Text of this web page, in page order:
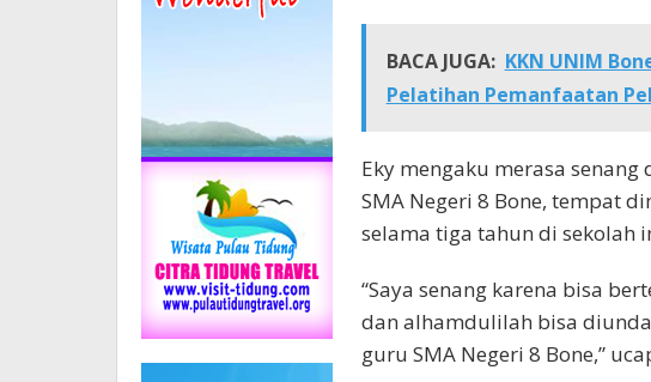
BACA JUGA: KKN UNIM
Pelatihan Pemanfaatan
Eky mengaku merasa
SMA Negeri 8 Bone, tempat
selama tiga tahun di sekolah
“Saya senang karena bisa
dan alhamdulilah bisa
guru SMA Negeri 8 Bone,”